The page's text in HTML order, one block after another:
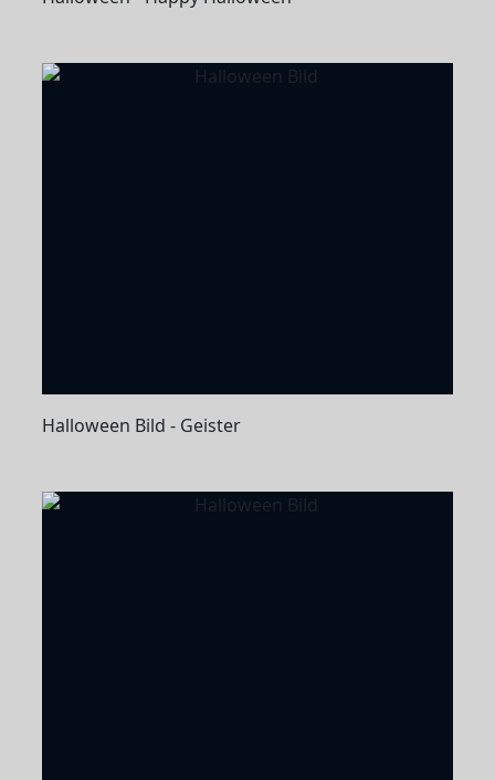
Halloween Bild - Geister